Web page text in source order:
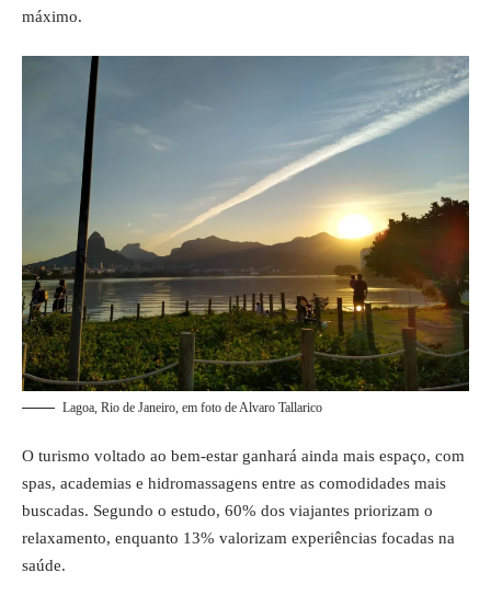
máximo.
Lagoa, Rio de Janeiro, em foto de Alvaro Tallarico
O turismo voltado ao bem-estar ganhará ainda mais espaço, com
spas, academias e hidromassagens entre as comodidades mais
buscadas. Segundo o estudo, 60% dos viajantes priorizam o
relaxamento, enquanto 13% valorizam experiências focadas na
saúde.